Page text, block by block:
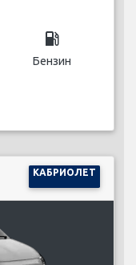
local_gas_station
Бензин
КАБРИОЛЕТ